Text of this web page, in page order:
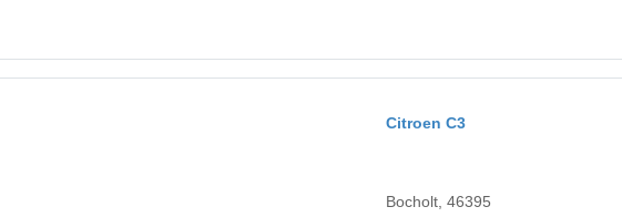
Citroen C3
Bocholt, 46395